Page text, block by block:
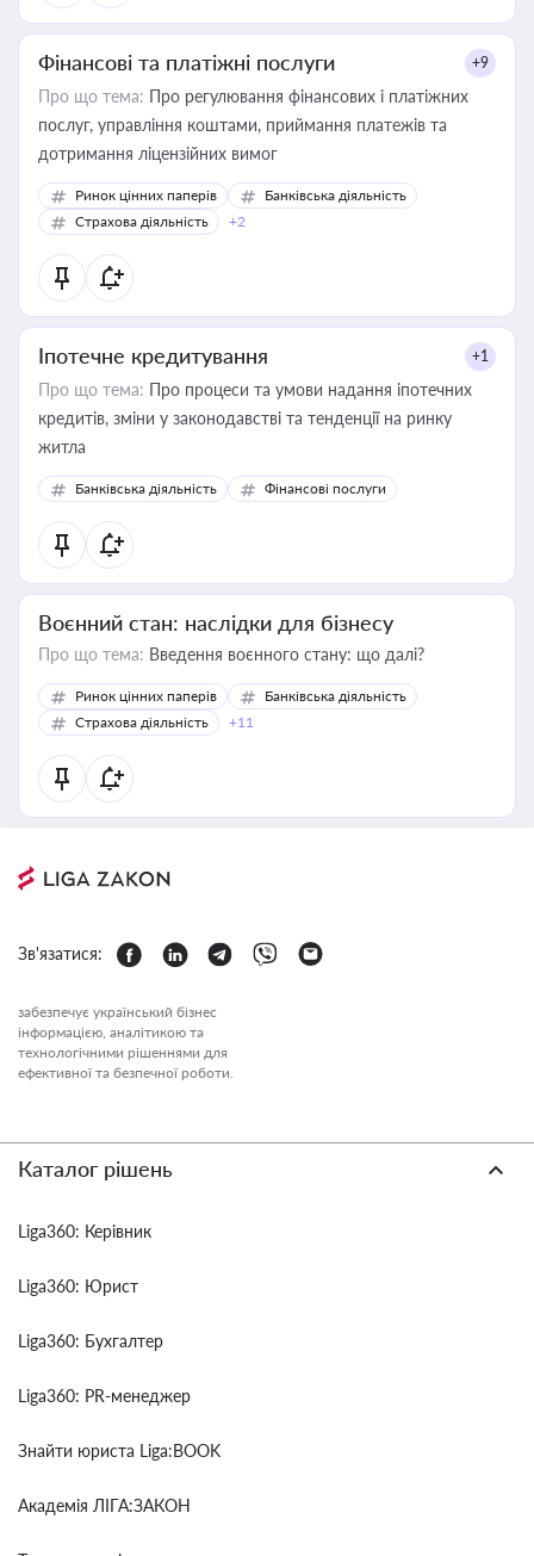
Фінансові та платіжні послуги +9
Про що тема: Про регулювання фінансових і платіжних
послуг, управління коштами, приймання платежів та
дотримання ліцензійних вимог
Ринок цінних паперів
Банківська діяльність
Страхова діяльність
+2
Іпотечне кредитування +1
Про що тема: Про процеси та умови надання іпотечних
кредитів, зміни у законодавстві та тенденції на ринку
житла
Банківська діяльність Фінансові послуги
Воєнний стан: наслідки для бізнесу
Про що тема: Введення воєнного стану: що далі?
Ринок цінних паперів
Банківська діяльність
Страхова діяльність
+11
Зв'язатися:
забезпечує український бізнес
інформацією, аналітикою та
технологічними рішеннями для
ефективної та безпечної роботи.
Каталог рішень
Liga360: Керівник
Liga360: Юрист
Liga360: Бухгалтер
Liga360: PR-менеджер
Знайти юриста Liga:BOOK
Академія ЛІГА:ЗАКОН